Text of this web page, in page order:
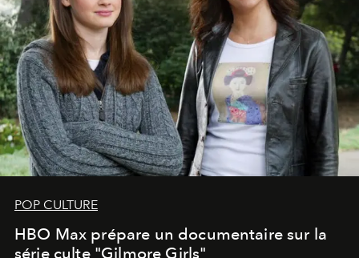
POP CULTURE
HBO Max prépare un documentaire sur la
série culte "Gilmore Girls"